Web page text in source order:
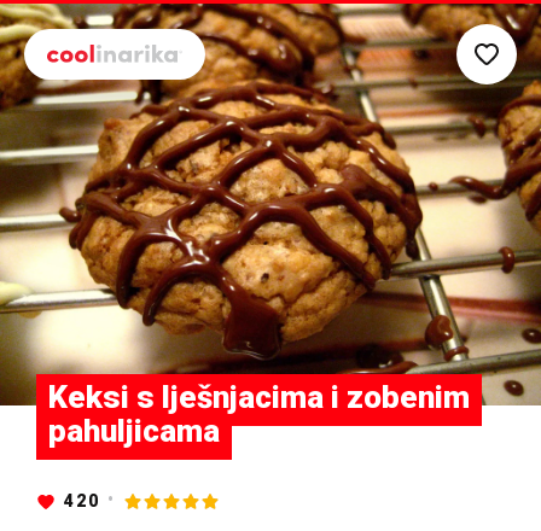
Preskoči na glavni sadržaj
Keksi s lješnjacima i zobenim
pahuljicama
420